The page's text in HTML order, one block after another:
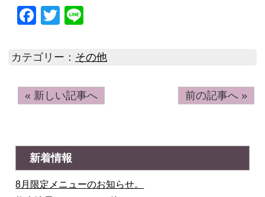
Facebook
Twitter
Line
カテゴリー： その他
« 新しい記事へ 前の記事へ »
新着情報
8月限定メニューのお知らせ。